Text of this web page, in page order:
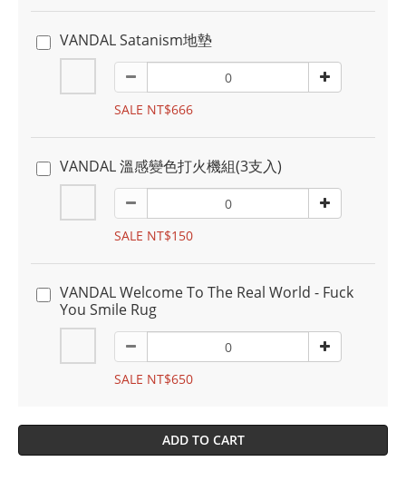
VANDAL Satanism地墊
SALE NT$666
VANDAL 溫感變色打火機組(3支入)
SALE NT$150
VANDAL Welcome To The Real World - Fuck
You Smile Rug
SALE NT$650
ADD TO CART